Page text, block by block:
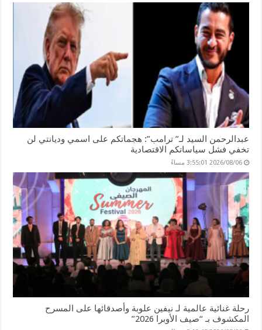
عبدالرحمن السيد لـ” ترامب”: هجماتكم على اسمي وديانتي لن
تخفي فشل سياساتكم الاقتصادية
2026/08/06 3:55:01 مساءً
رحلة غنائية عالمية لـ نيفين علوبة وأصدقائها على المسرح
المكشوف بـ “صيف الأوبرا 2026”